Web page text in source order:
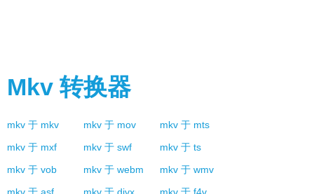
Mkv 转换器
mkv 于 mkv mkv 于 mov mkv 于 mts
mkv 于 mxf mkv 于 swf mkv 于 ts
mkv 于 vob mkv 于 webm mkv 于 wmv